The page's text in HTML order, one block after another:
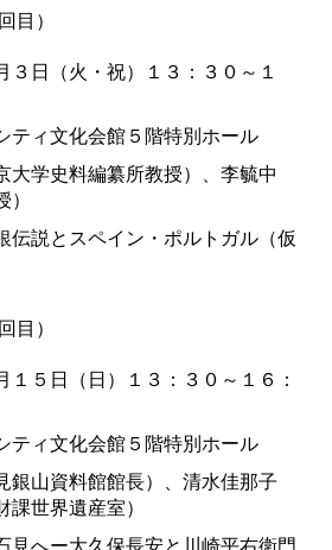
目）
３日（火・祝）１３：３０～１
ティ文化会館５階特別ホール
大学史料編纂所教授）、李毓中
伝説とスペイン・ポルトガル（仮
目）
１５日（日）１３：３０～１６：
ティ文化会館５階特別ホール
銀山資料館館長）、清水佳那子
課世界遺産室）